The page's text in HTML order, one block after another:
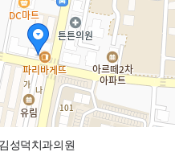
김성덕치과의원